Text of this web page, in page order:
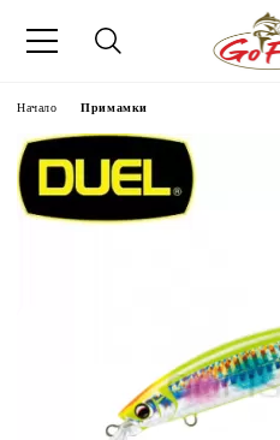
Начало Примамки